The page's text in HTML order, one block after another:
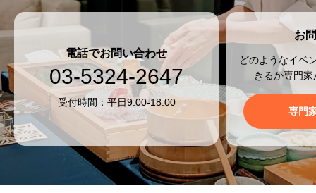
電話でお問い合わせ
03-5324-2647
受付時間：平日9:00-18:00
お
どのようなイベ
きるか専門
専門